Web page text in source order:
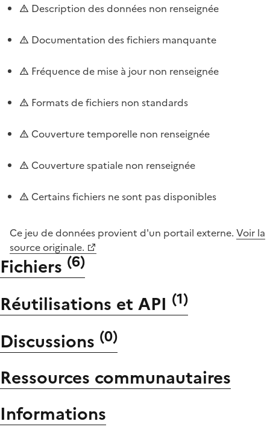
Description des données non renseignée
Documentation des fichiers manquante
Fréquence de mise à jour non renseignée
Formats de fichiers non standards
Couverture temporelle non renseignée
Couverture spatiale non renseignée
Certains fichiers ne sont pas disponibles
Ce jeu de données provient d'un portail externe. Voir la
source originale.
Fichiers (6)
Réutilisations et API (1)
Discussions (0)
Ressources communautaires
Informations